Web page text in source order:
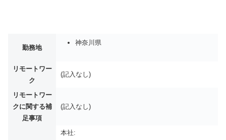
勤務地
神奈川県
リモートワー
ク
(記入なし)
リモートワー
クに関する補
足事項
(記入なし)
本社: